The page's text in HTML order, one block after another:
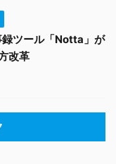
ツール「Notta」が
改革